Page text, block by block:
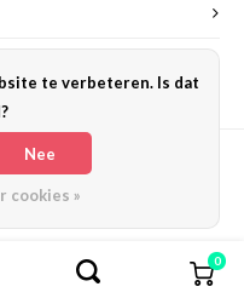
0
byLightspeed
0
te verbeteren. Is dat
Nee
cookies »